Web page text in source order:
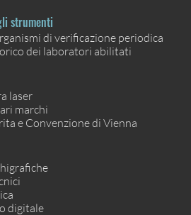
strumenti
di verificazione periodica
dei laboratori abilitati
laser
marchi
e Convenzione di Vienna
digitale